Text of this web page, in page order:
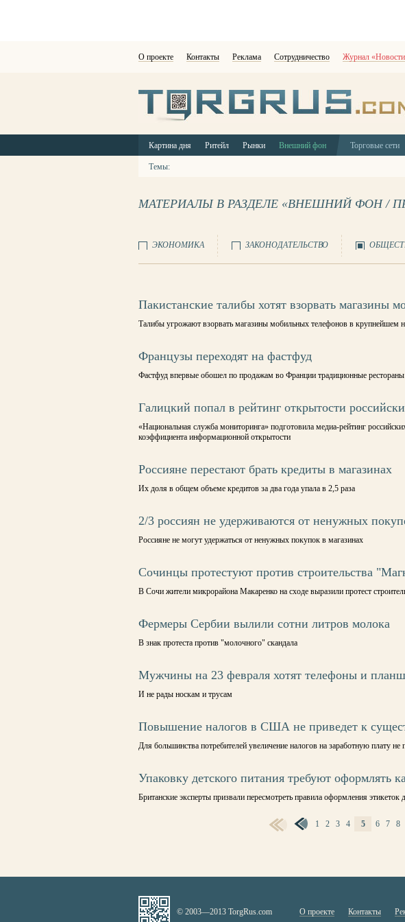
О проекте Контакты Реклама Сотрудничество Журнал
Картина дня Ритейл Рынки Внешний фон Торговые сети
Темы:
МАТЕРИАЛЫ В РАЗДЕЛЕ «ВНЕШНИЙ ФОН /
ЭКОНОМИКА ЗАКОНОДАТЕЛЬСТВО
Пакистанские талибы хотят взорвать магазины
Талибы угрожают взорвать магазины мобильных телефонов в крупнейшем
Французы переходят на фастфуд
Фастфуд впервые обошел по продажам во Франции традиционные рестораны
Галицкий попал в рейтинг открытости
«Национальная служба мониторинга» подготовила медиа-рейтинг
коэффициента информационной открытости
Россияне перестают брать кредиты в магазинах
Их доля в общем объеме кредитов за два года упала в 2,5 раза
2/3 россиян не удерживаются от ненужных
Россияне не могут удержаться от ненужных покупок в магазинах
Сочинцы протестуют против строительства
В Сочи жители микрорайона Макаренко на сходе выразили протест
Фермеры Сербии вылили сотни литров молока
В знак протеста против "молочного" скандала
Мужчины на 23 февраля хотят телефоны и
И не рады носкам и трусам
Повышение налогов в США не приведет к
Для большинства потребителей увеличение налогов на заработную плату
Упаковку детского питания требуют оформлять
Британские эксперты призвали пересмотреть правила оформления этикеток
1 2 3 4 5 6 7 8
© 2003—2013 TorgRus.com О проекте Контакты